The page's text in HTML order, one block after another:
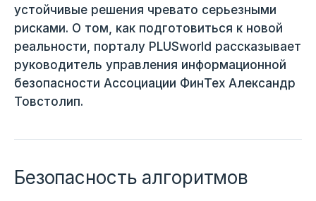
устойчивые решения чревато серьезными
рисками. О том, как подготовиться к новой
реальности, порталу PLUSworld рассказывает
руководитель управления информационной
безопасности Ассоциации ФинТех Александр
Товстолип.
Безопасность алгоритмов